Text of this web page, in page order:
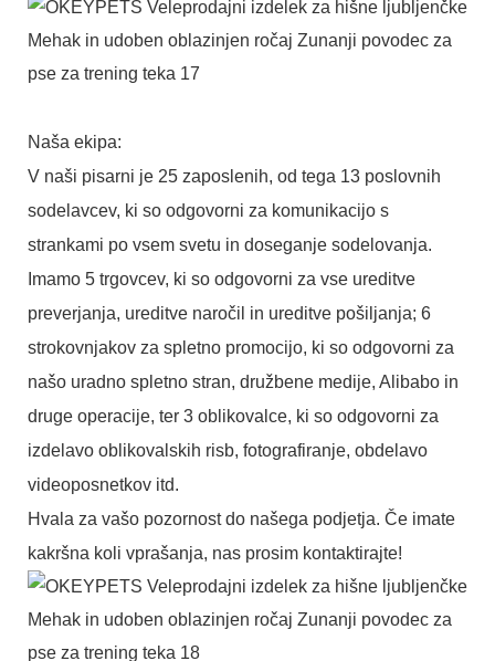
Naša ekipa:
V naši pisarni je 25 zaposlenih, od tega 13 poslovnih
sodelavcev, ki so odgovorni za komunikacijo s
strankami po vsem svetu in doseganje sodelovanja.
Imamo 5 trgovcev, ki so odgovorni za vse ureditve
preverjanja, ureditve naročil in ureditve pošiljanja; 6
strokovnjakov za spletno promocijo, ki so odgovorni za
našo uradno spletno stran, družbene medije, Alibabo in
druge operacije, ter 3 oblikovalce, ki so odgovorni za
izdelavo oblikovalskih risb, fotografiranje, obdelavo
videoposnetkov itd.
Hvala za vašo pozornost do našega podjetja. Če imate
kakršna koli vprašanja, nas prosim kontaktirajte!